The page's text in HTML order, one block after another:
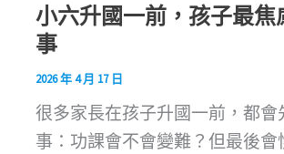
小六升國一前，孩子最焦
事
2026 年 4 月 17 日
很多家長在孩子升國一前，都會
事：功課會不會變難？但最後會